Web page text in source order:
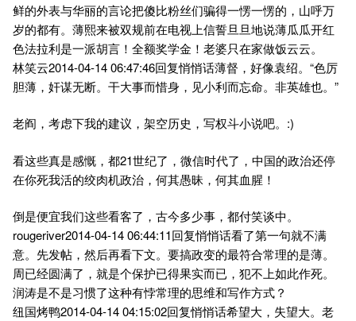
鲜的外表与华丽的言论把傻比粉丝们骗得一愣一愣的，山呼万
岁的都有。薄熙来被双规前在电视上信誓旦旦地说薄瓜瓜开红
色法拉利是一派胡言！全额奖学金！老婆只在家做饭云云。
林笑云2014-04-14 06:47:46回复悄悄话薄督，好像袁绍。“色厉
胆薄，奸谋无断。干大事而惜身，见小利而忘命。非英雄也。”
老阎，考虑下我的建议，架空历史，写权斗小说吧。:)
看这些真是感慨，都21世纪了，微信时代了，中国的政治还停
在你死我活的绞肉机政治，何其愚昧，何其血腥！
倒是便宜我们这些看客了，古今多少事，都付笑谈中。
rougeriver2014-04-14 06:44:11回复悄悄话看了第一句就不满
意。先发帖，然后再看下文。要搞政变的最符合常理的是薄。
周已经圆满了，就是个保护已得果实而已，犯不上如此作死。
润涛是不是习惯了这种有悖常理的思维和写作方式？
纽国烤鸭2014-04-14 04:15:02回复悄悄话希望大，失望大。老